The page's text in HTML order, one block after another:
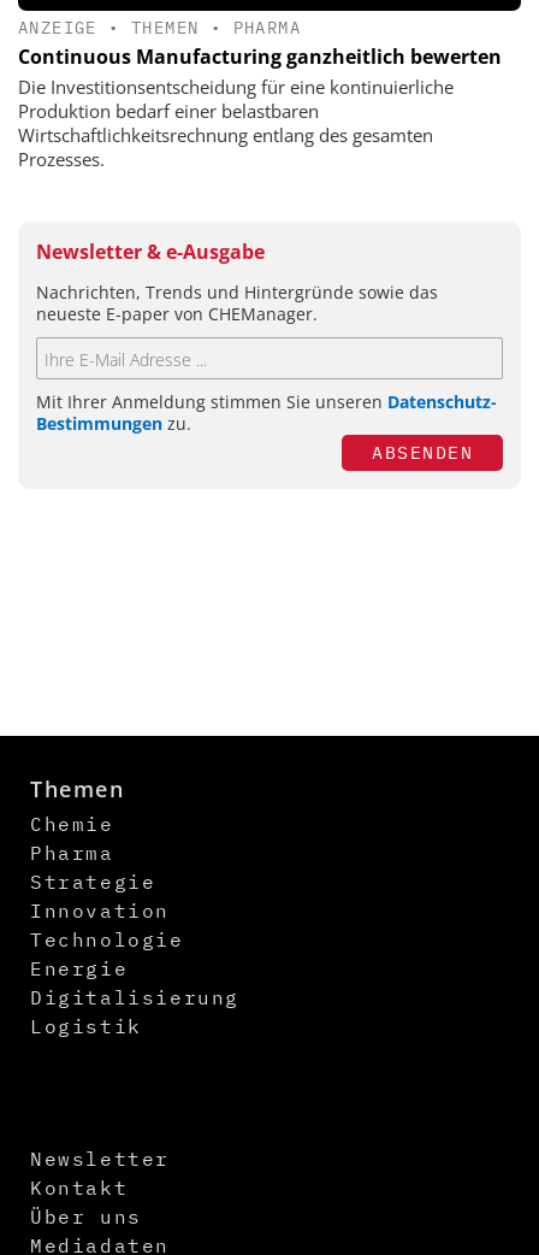
ANZEIGE •THEMEN • PHARMA
Continuous Manufacturing ganzheitlich bewerten
Die Investitionsentscheidung für eine kontinuierliche
Produktion bedarf einer belastbaren
Wirtschaftlichkeitsrechnung entlang des gesamten
Prozesses.
Newsletter & e-Ausgabe
Nachrichten, Trends und Hintergründe sowie das
neueste E-paper von CHEManager.
Mit Ihrer Anmeldung stimmen Sie unseren Datenschutz-
Bestimmungen zu.
ABSENDEN
Themen
Chemie
Pharma
Strategie
Innovation
Technologie
Energie
Digitalisierung
Logistik
Newsletter
Kontakt
Über uns
Mediadaten